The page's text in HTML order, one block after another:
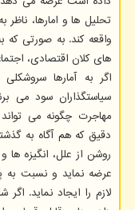
تحلیل ها و امارها،
واقعه کند. به صورتی که
های کلان اقتصادی،
اگر به آمارها
سیاستگذاران سود می
مهاجرت چگونه می
دقیق که هم آگاه به
روشن از علل، انگیزه
عرضه نماید و نسبت به
لازم را ایجاد نماید.